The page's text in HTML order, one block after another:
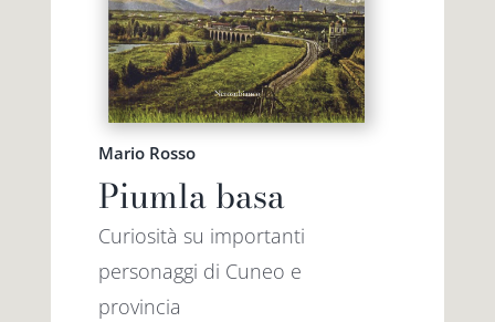
Mario Rosso
Piumla basa
Curiosità su importanti
personaggi di Cuneo e
provincia